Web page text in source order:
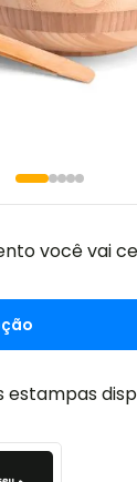
você vai
estampas